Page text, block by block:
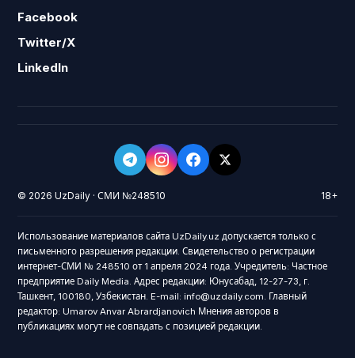
Facebook
Twitter/X
LinkedIn
© 2026 UzDaily · СМИ №248510 18+
Использование материалов сайта UzDaily.uz допускается только с
письменного разрешения редакции. Свидетельство о регистрации
интернет-СМИ № 248510 от 1 апреля 2024 года. Учредитель: Частное
предприятие Daily Media. Адрес редакции: Юнусабад, 12-27-73, г.
Ташкент, 100180, Узбекистан. E-mail: info@uzdaily.com. Главный
редактор: Umarov Anvar Abrardjanovich Мнения авторов в
публикациях могут не совпадать с позицией редакции.